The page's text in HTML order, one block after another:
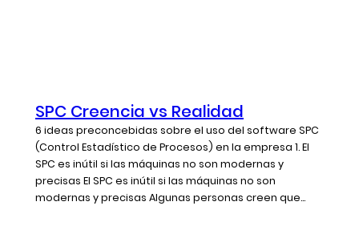
SPC Creencia vs Realidad
6 ideas preconcebidas sobre el uso del software SPC
(Control Estadístico de Procesos) en la empresa 1. El
SPC es inútil si las máquinas no son modernas y
precisas El SPC es inútil si las máquinas no son
modernas y precisas Algunas personas creen que...